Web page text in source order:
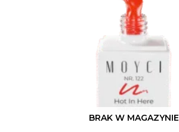
BRAK W MAGAZYNIE